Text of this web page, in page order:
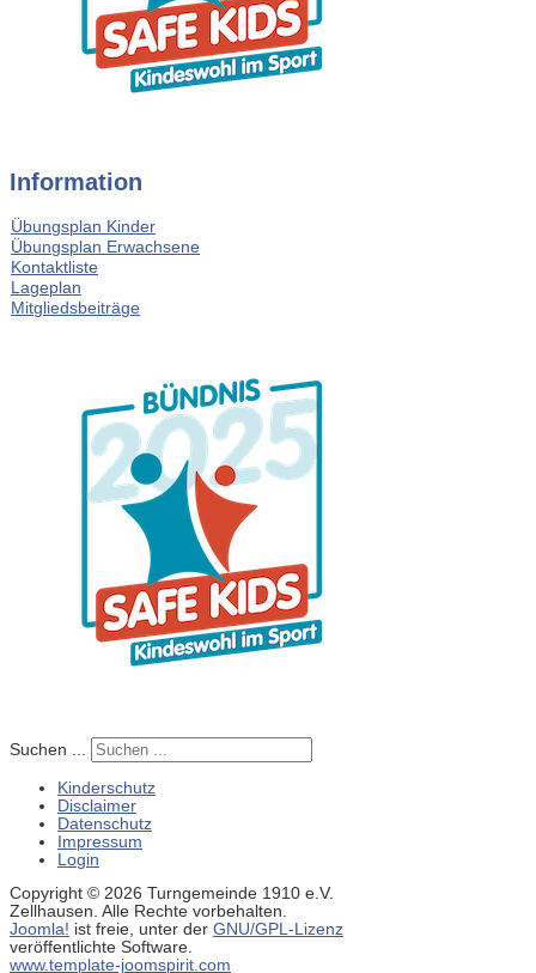
Information
Übungsplan Kinder
Übungsplan Erwachsene
Kontaktliste
Lageplan
Mitgliedsbeiträge
Suchen ...
Kinderschutz
Disclaimer
Datenschutz
Impressum
Login
Copyright © 2026 Turngemeinde 1910 e.V.
Zellhausen. Alle Rechte vorbehalten.
Joomla! ist freie, unter der GNU/GPL-Lizenz
veröffentlichte Software.
www.template-joomspirit.com